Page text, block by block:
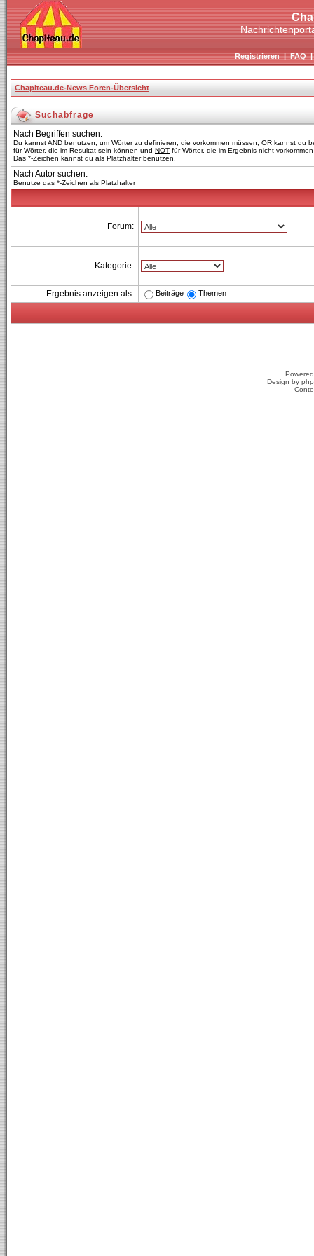
Registrieren|FAQ
Chapiteau.de-News Foren-Übersicht
Suchabfrage
Nach Begriffen suchen:
Du kannstAND benutzen, um Wörter zu definieren, die vorkommen müssen; OR kannst du
für Wörter, die im Resultat sein können und NOT für Wörter, die im Ergebnis nicht
Das *-Zeichen kannst du als Platzhalter benutzen.
Nach Autor suchen:
Benutze das *-Zeichen als Platzhalter
Forum:
Kategorie:
Ergebnis anzeigen als: Beiträge Themen
Design by